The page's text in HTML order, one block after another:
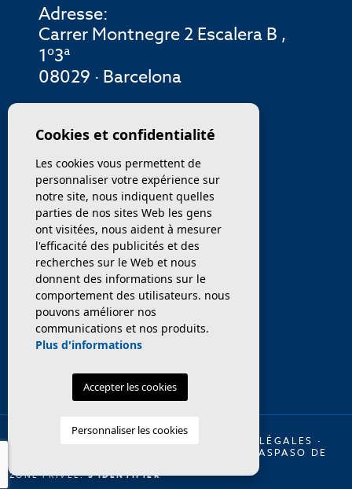
Adresse:
Carrer Montnegre 2 Escalera B ,
1º3ª
08029 · Barcelona
MENU
ENTREPRISE
PROPRIÉTÉS
SERVICES
VENDEZ / TRANSFÉRER
NOUVELLES
MENTIONS LÉGALES ·
TRASPASO DE
ZONE PRIVÉE:S'IDENTIFIER
Cookies et confidentialité
Les cookies vous permettent de
personnaliser votre expérience sur
notre site, nous indiquent quelles
parties de nos sites Web les gens
ont visitées, nous aident à mesurer
l'efficacité des publicités et des
recherches sur le Web et nous
donnent des informations sur le
comportement des utilisateurs. nous
pouvons améliorer nos
communications et nos produits.
Plus d'informations
Accepter les cookies
Personnaliser les cookies